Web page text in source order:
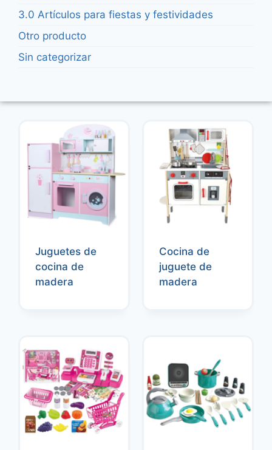
3.0 Artículos para fiestas y festividades
Otro producto
Sin categorizar
Juguetes de
cocina de
madera
Cocina de
juguete de
madera